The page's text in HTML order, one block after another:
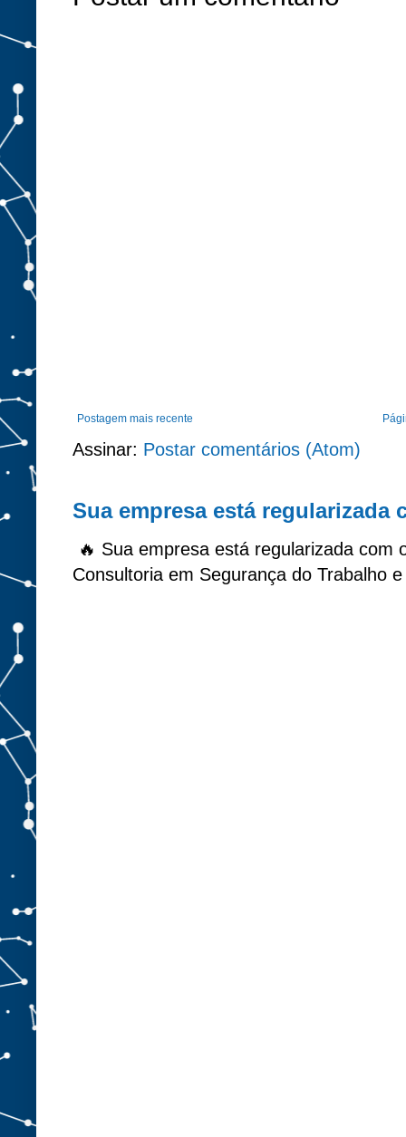
Postagem mais recente
Assinar: Postar comentários (Atom)
Sua empresa está regularizada
🔥 Sua empresa está regularizada com
Consultoria em Segurança do Trabalho